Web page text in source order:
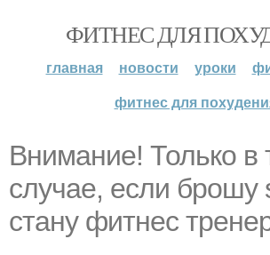
ФИТНЕС ДЛЯ
главная новости уроки
фитнес для
Внимание! Только в
случае, если брошу
стану фитнес